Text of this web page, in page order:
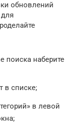
обновлений
поиска наберите
в списке;
в левой